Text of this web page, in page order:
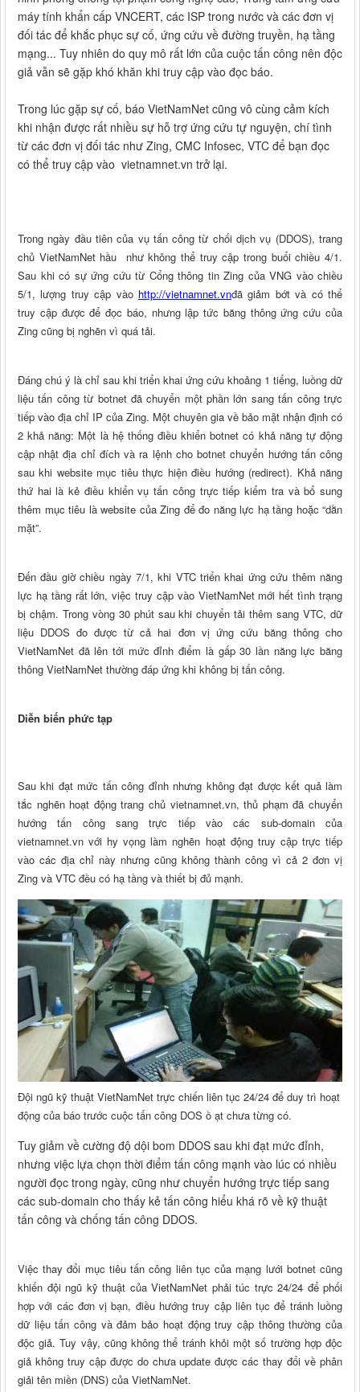
máy tính khẩn cấp VNCERT, các ISP trong nước và các đơn vị
đối tác để khắc phục sự cố, ứng cứu về đường truyền, hạ tầng
mạng... Tuy nhiên do quy mô rất lớn của cuộc tấn công nên độc
giả vẫn sẽ gặp khó khăn khi truy cập vào đọc báo.
Trong lúc gặp sự cố, báo VietNamNet cũng vô cùng cảm kích
khi nhận được rất nhiều sự hỗ trợ ứng cứu tự nguyện, chí tình
từ các đơn vị đối tác như Zing, CMC Infosec, VTC để bạn đọc
có thể truy cập vào vietnamnet.vn trở lại.
Trong ngày đầu tiên của vụ tấn công từ chối dịch vụ (DDOS), trang
chủ VietNamNet hầu như không thể truy cập trong buổi chiều 4/1.
Sau khi có sự ứng cứu từ Cổng thông tin Zing của VNG vào chiều
5/1, lượng truy cập vào http://vietnamnet.vnđã giảm bớt và có thể
truy cập được để đọc báo, nhưng lập tức băng thông ứng cứu của
Zing cũng bị nghẽn vì quá tải.
Đáng chú ý là chỉ sau khi triển khai ứng cứu khoảng 1 tiếng, luồng dữ
liệu tấn công từ botnet đã chuyển một phần lớn sang tấn công trực
tiếp vào địa chỉ IP của Zing. Một chuyên gia về bảo mật nhận định có
2 khả năng: Một là hệ thống điều khiển botnet có khả năng tự động
cập nhật địa chỉ đích và ra lệnh cho botnet chuyển hướng tấn công
sau khi website mục tiêu thực hiện điều hướng (redirect). Khả năng
thứ hai là kẻ điều khiển vụ tấn công trực tiếp kiểm tra và bổ sung
thêm mục tiêu là website của Zing để đo năng lực hạ tầng hoặc “dằn
mặt”.
Đến đầu giờ chiều ngày 7/1, khi VTC triển khai ứng cứu thêm năng
lực hạ tầng rất lớn, việc truy cập vào VietNamNet mới hết tình trạng
bị chậm. Trong vòng 30 phút sau khi chuyển tải thêm sang VTC, dữ
liệu DDOS đo được từ cả hai đơn vị ứng cứu băng thông cho
VietNamNet đã lên tới mức đỉnh điểm là gấp 30 lần năng lực băng
thông VietNamNet thường đáp ứng khi không bị tấn công.
Diễn biến phức tạp
Sau khi đạt mức tấn công đỉnh nhưng không đạt được kết quả làm
tắc nghẽn hoạt động trang chủ vietnamnet.vn, thủ phạm đã chuyển
hướng tấn công sang trực tiếp vào các sub-domain của
vietnamnet.vn với hy vọng làm nghẽn hoạt động truy cập trực tiếp
vào các địa chỉ này nhưng cũng không thành công vì cả 2 đơn vị
Zing và VTC đều có hạ tầng và thiết bị đủ mạnh.
Đội ngũ kỹ thuật VietNamNet trực chiến liên tục 24/24 để duy trì hoạt
động của báo trước cuộc tấn công DOS ồ ạt chưa từng có.
Tuy giảm về cường độ dội bom DDOS sau khi đạt mức đỉnh,
nhưng việc lựa chọn thời điểm tấn công mạnh vào lúc có nhiều
người đọc trong ngày, cũng như chuyển hướng trực tiếp sang
các sub-domain cho thấy kẻ tấn công hiểu khá rõ về kỹ thuật
tấn công và chống tấn công DDOS.
Việc thay đổi mục tiêu tấn công liên tục của mạng lưới botnet cũng
khiến đội ngũ kỹ thuật của VietNamNet phải túc trực 24/24 để phối
hợp với các đơn vị bạn, điều hướng truy cập liên tục để tránh luồng
dữ liệu tấn công và đảm bảo hoạt động truy cập thông thường của
độc giả. Tuy vậy, cũng không thể tránh khỏi một số trường hợp độc
giả không truy cập được do chưa update được các thay đổi về phân
giải tên miền (DNS) của VietNamNet.